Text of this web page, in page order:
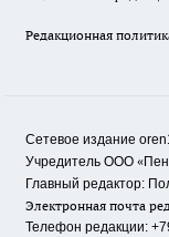
Редакционная
Сетевое издание
Учредитель ООО «
Главный редактор:
Электронная почта
Телефон редакции: